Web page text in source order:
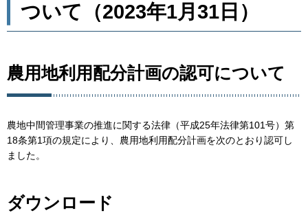
ついて（2023年1月31日）
農用地利用配分計画の認可について
農地中間管理事業の推進に関する法律（平成25年法律第101号）第
18条第1項の規定により、農用地利用配分計画を次のとおり認可し
ました。
ダウンロード